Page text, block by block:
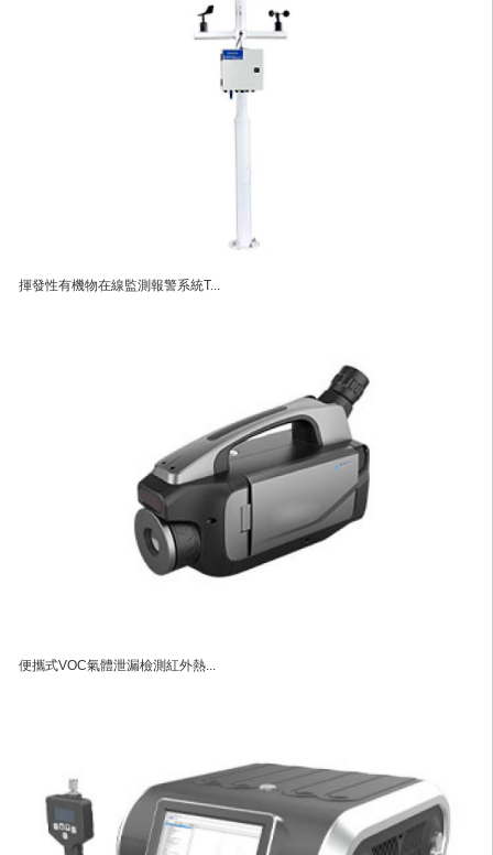
揮發性有機物在線監測報警系統T...
便攜式VOC氣體泄漏檢測紅外熱...